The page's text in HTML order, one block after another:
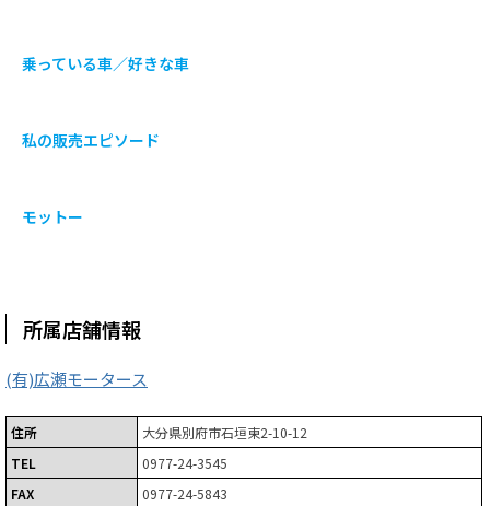
乗っている車／好きな車
私の販売エピソード
モットー
所属店舗情報
(有)広瀬モータース
住所
大分県別府市石垣東2-10-12
TEL
0977-24-3545
FAX
0977-24-5843